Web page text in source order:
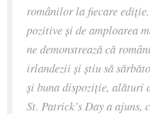
românilor la fiecare
pozitive și de amploarea
ne demonstrează că
irlandezii și știu să
și buna dispoziție, alături
St. Patrick’s Day a ajuns,